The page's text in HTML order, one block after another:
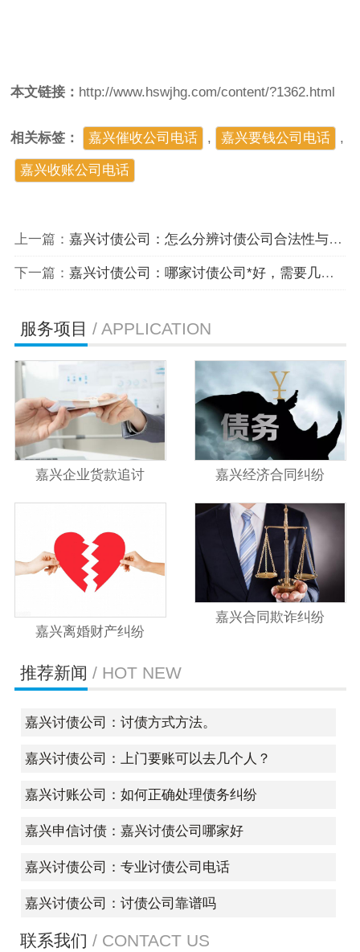
本文链接： http://www.hswjhg.com/content/?1362.html
相关标签： 嘉兴催收公司电话 , 嘉兴要钱公司电话 ,
嘉兴收账公司电话
上一篇： 嘉兴讨债公司：怎么分辨讨债公司合法性与有效性？
下一篇： 嘉兴讨债公司：哪家讨债公司*好，需要几个方面。
服务项目 / APPLICATION
嘉兴企业货款追讨 嘉兴经济合同纠纷
嘉兴离婚财产纠纷
嘉兴合同欺诈纠纷
推荐新闻 / HOT NEW
嘉兴讨债公司：讨债方式方法。
嘉兴讨债公司：上门要账可以去几个人？
嘉兴讨账公司：如何正确处理债务纠纷
嘉兴申信讨债：嘉兴讨债公司哪家好
嘉兴讨债公司：专业讨债公司电话
嘉兴讨债公司：讨债公司靠谱吗
联系我们 / CONTACT US